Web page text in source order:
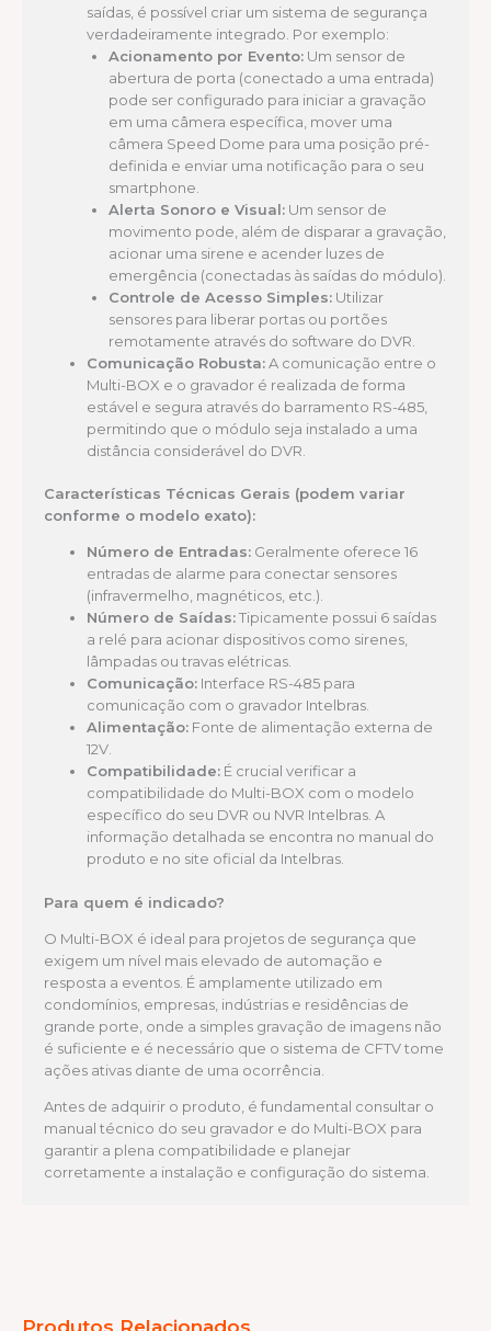
saídas, é possível criar um sistema de segurança
verdadeiramente integrado. Por exemplo:
Acionamento por Evento:Um sensor de
abertura de porta (conectado a uma entrada)
pode ser configurado para iniciar a gravação
em uma câmera específica, mover uma
câmera Speed Dome para uma posição pré-
definida e enviar uma notificação para o seu
smartphone.
Alerta Sonoro e Visual:Um sensor de
movimento pode, além de disparar a gravação,
acionar uma sirene e acender luzes de
emergência (conectadas às saídas do módulo).
Controle de Acesso Simples:Utilizar
sensores para liberar portas ou portões
remotamente através do software do DVR.
Comunicação Robusta:A comunicação entre o
Multi-BOX e o gravador é realizada de forma
estável e segura através do barramento RS-485,
permitindo que o módulo seja instalado a uma
distância considerável do DVR.
Características Técnicas Gerais (podem variar
conforme o modelo exato):
Número de Entradas: Geralmente oferece 16
entradas de alarme para conectar sensores
(infravermelho, magnéticos, etc.).
Número de Saídas:Tipicamente possui 6 saídas
a relé para acionar dispositivos como sirenes,
lâmpadas ou travas elétricas.
Comunicação: Interface RS-485 para
comunicação com o gravador Intelbras.
Alimentação: Fonte de alimentação externa de
12V.
Compatibilidade: É crucial verificar a
compatibilidade do Multi-BOX com o modelo
específico do seu DVR ou NVR Intelbras. A
informação detalhada se encontra no manual do
produto e no site oficial da Intelbras.
Para quem é indicado?
O Multi-BOX é ideal para projetos de segurança que
exigem um nível mais elevado de automação e
resposta a eventos. É amplamente utilizado em
condomínios, empresas, indústrias e residências de
grande porte, onde a simples gravação de imagens não
é suficiente e é necessário que o sistema de CFTV tome
ações ativas diante de uma ocorrência.
Antes de adquirir o produto, é fundamental consultar o
manual técnico do seu gravador e do Multi-BOX para
garantir a plena compatibilidade e planejar
corretamente a instalação e configuração do sistema.
Produtos Relacionados